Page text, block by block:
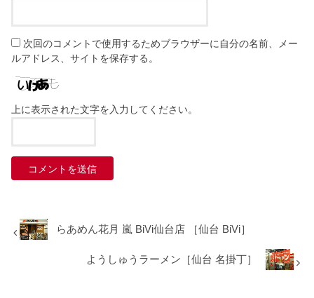
次回のコメントで使用するためブラウザーに自分の名前、メー
ルアドレス、サイトを保存する。
上に表示された文字を入力してください。
らあめん花月 嵐 BiVi仙台店 ［仙台 BiVi］
ようしゅうラーメン［仙台 名掛丁］